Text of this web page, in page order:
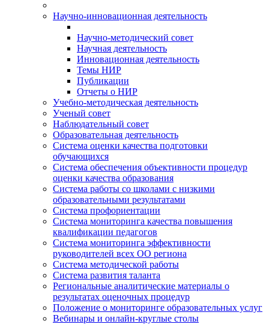
Научно-инновационная деятельность
Научно-методический совет
Научная деятельность
Инновационная деятельность
Темы НИР
Публикации
Отчеты о НИР
Учебно-методическая деятельность
Ученый совет
Наблюдательный совет
Образовательная деятельность
Система оценки качества подготовки
обучающихся
Система обеспечения объективности процедур
оценки качества образования
Система работы со школами с низкими
образовательными результатами
Система профориентации
Система мониторинга качества повышения
квалификации педагогов
Система мониторинга эффективности
руководителей всех ОО региона
Система методической работы
Система развития таланта
Региональные аналитические материалы о
результатах оценочных процедур
Положение о мониторинге образовательных услуг
Вебинары и онлайн-круглые столы